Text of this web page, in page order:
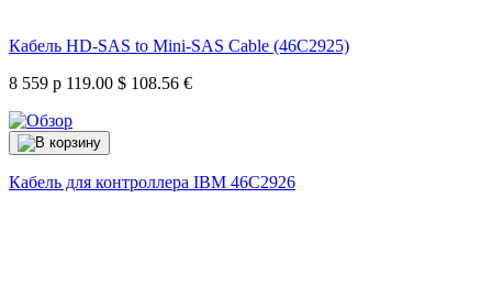
Кабель HD-SAS to Mini-SAS Cable (46C2925)
8 559 р 119.00 $ 108.56 €
Кабель для контроллера IBM 46C2926